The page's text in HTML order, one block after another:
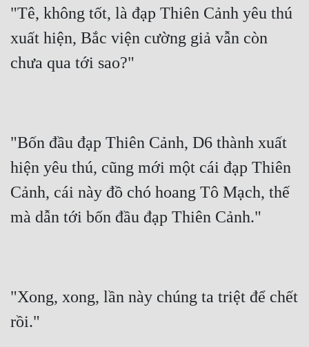
"Tê, không tốt, là đạp Thiên Cảnh yêu thú
xuất hiện, Bắc viện cường giả vẫn còn
chưa qua tới sao?"
"Bốn đầu đạp Thiên Cảnh, D6 thành xuất
hiện yêu thú, cũng mới một cái đạp Thiên
Cảnh, cái này đồ chó hoang Tô Mạch, thế
mà dẫn tới bốn đầu đạp Thiên Cảnh."
"Xong, xong, lần này chúng ta triệt để chết
rồi."